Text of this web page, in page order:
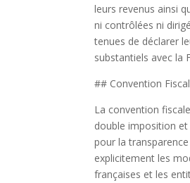
leurs revenus ainsi
ni contrôlées ni
tenues de déclarer
substantiels avec la
## Convention
La convention
double imposition et
pour la
explicitement les
françaises et les